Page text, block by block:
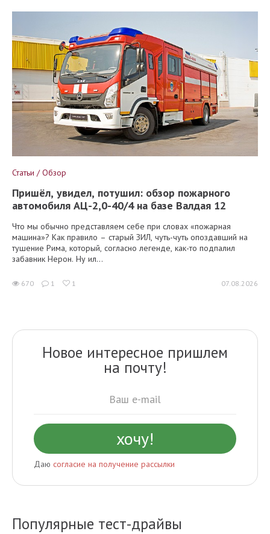
Статьи / Обзор
Пришёл, увидел, потушил: обзор пожарного
автомобиля АЦ-2,0-40/4 на базе Валдая 12
Что мы обычно представляем себе при словах «пожарная
машина»? Как правило – старый ЗИЛ, чуть-чуть опоздавший на
тушение Рима, который, согласно легенде, как-то подпалил
забавник Нерон. Ну ил...
670 1 1 07.08.2026
Новое интересное пришлем
на почту!
Даю согласие на получение рассылки
Популярные тест-драйвы